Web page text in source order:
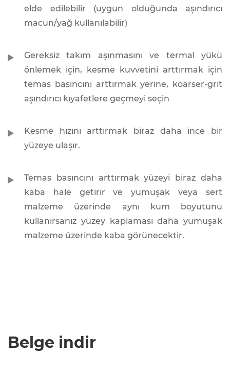
elde edilebilir (uygun olduğunda aşındırıcı
macun/yağ kullanılabilir)
Gereksiz takım aşınmasını ve termal yükü
önlemek için, kesme kuvvetini arttırmak için
temas basıncını arttırmak yerine, koarser-grit
aşındırıcı kıyafetlere geçmeyi seçin
Kesme hızını arttırmak biraz daha ince bir
yüzeye ulaşır.
Temas basıncını arttırmak yüzeyi biraz daha
kaba hale getirir ve yumuşak veya sert
malzeme üzerinde aynı kum boyutunu
kullanırsanız yüzey kaplaması daha yumuşak
malzeme üzerinde kaba görünecektir.
Belge indir